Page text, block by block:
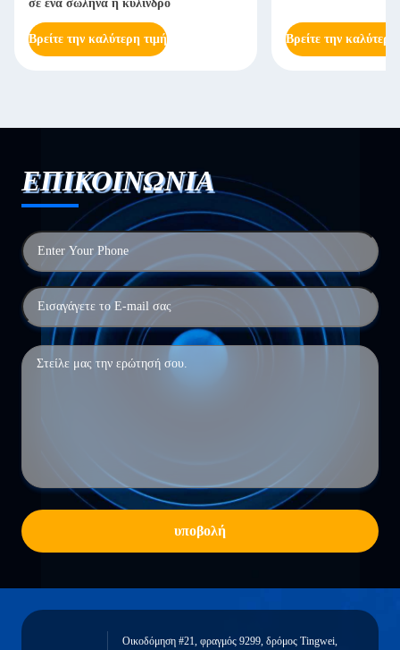
σε ένα σωλήνα ή κύλινδρο
Βρείτε την καλύτερη τιμή Βρείτε την καλύτερη
ΕΠΙΚΟΙΝΩΝΙΑ
υποβολή
Οικοδόμηση #21, φραγμός 9299, δρόμος Tingwei,